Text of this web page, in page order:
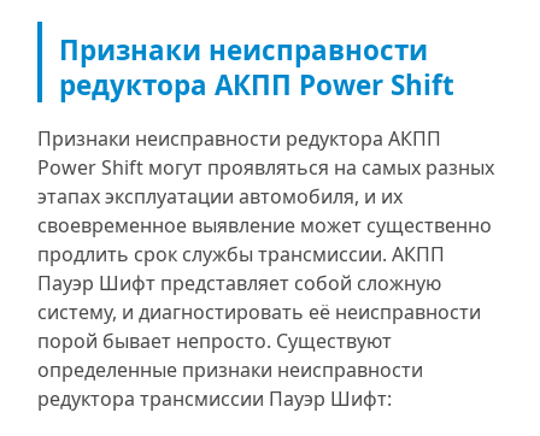
Признаки неисправности
редуктора АКПП Power Shift
Признаки неисправности редуктора АКПП
Power Shift могут проявляться на самых разных
этапах эксплуатации автомобиля, и их
своевременное выявление может существенно
продлить срок службы трансмиссии. АКПП
Пауэр Шифт представляет собой сложную
систему, и диагностировать её неисправности
порой бывает непросто. Существуют
определенные признаки неисправности
редуктора трансмиссии Пауэр Шифт: